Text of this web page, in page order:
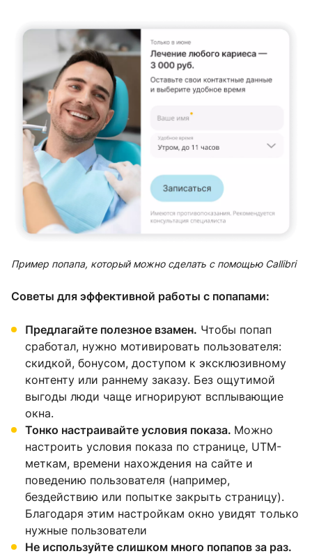
Пример попапа, который можно сделать с помощью Callibri
Советы для эффективной работы с попапами:
Предлагайте полезное взамен. Чтобы попап
сработал, нужно мотивировать пользователя:
скидкой, бонусом, доступом к эксклюзивному
контенту или раннему заказу. Без ощутимой
выгоды люди чаще игнорируют всплывающие
окна.
Тонко настраивайте условия показа. Можно
настроить условия показа по странице, UTM-
меткам, времени нахождения на сайте и
поведению пользователя (например,
бездействию или попытке закрыть страницу).
Благодаря этим настройкам окно увидят только
нужные пользователи
Не используйте слишком много попапов за раз.